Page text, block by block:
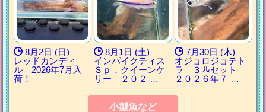
8月2日 (日)
レッドカンディ
ル 2026年7月入
荷！
8月1日 (土)
インパイクティス
Ｓｐ．クイーンケ
リー ２０２ …
7月30日 (木)
オジョロジョテト
ラ ３匹セット
２０２６年７ …
小型魚など